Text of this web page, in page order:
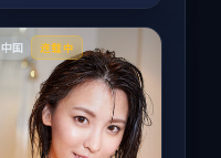
中国 连载中